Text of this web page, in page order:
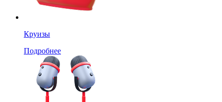
Круизы
Подробнее